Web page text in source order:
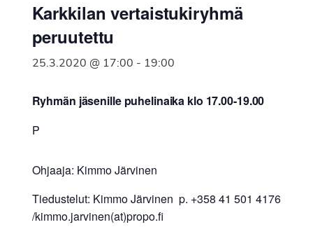
Suomen
jäsenjärjestö.
Karkkilan vertaistukiryhmä
peruutettu
25.3.2020 @ 17:00 - 19:00
Ryhmän jäsenille puhelinaika klo 17.00-19.00
P
Ohjaaja: Kimmo Järvinen
Tiedustelut: Kimmo Järvinen p. +358 41 501 4176
/kimmo.jarvinen(at)propo.fi